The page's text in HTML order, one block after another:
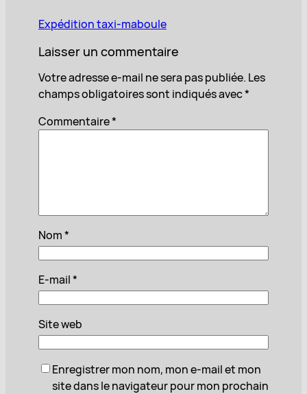
Expédition taxi-maboule
Laisser un commentaire
Votre adresse e-mail ne sera pas publiée. Les
champs obligatoires sont indiqués avec*
Commentaire*
Nom*
E-mail*
Site web
Enregistrer mon nom, mon e-mail et mon
site dans le navigateur pour mon prochain